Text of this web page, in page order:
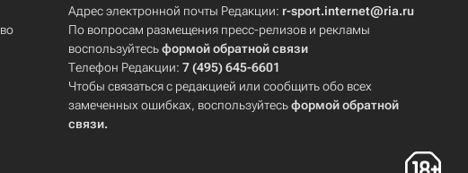
Адрес электронной почты Редакции: r-sport.internet@ria.ru
По вопросам размещения пресс-релизов и рекламы
воспользуйтесьформой обратной связи
Телефон Редакции:7 (495) 645-6601
Чтобы связаться с редакцией или сообщить обо всех
замеченных ошибках, воспользуйтесьформой обратной
связи.